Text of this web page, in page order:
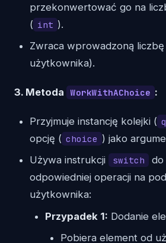
przekonwertować go na
( int ).
Zwraca wprowadzoną
użytkownika).
3. Metoda WorkWithAChoice :
Przyjmuje instancję kolejki (
opcję ( choice ) jako
Używa instrukcji
switch
do
odpowiedniej operacji na
użytkownika:
Przypadek 1: Dodanie
Pobiera element od